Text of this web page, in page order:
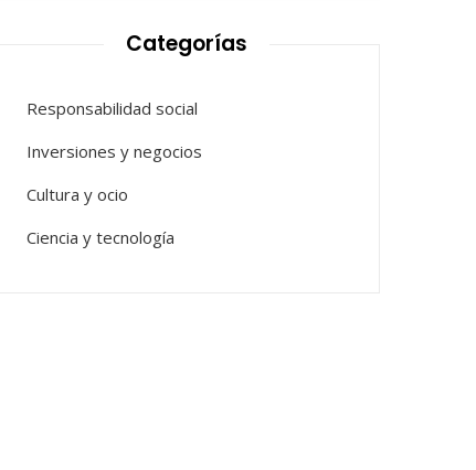
Categorías
Responsabilidad social
Inversiones y negocios
Cultura y ocio
Ciencia y tecnología